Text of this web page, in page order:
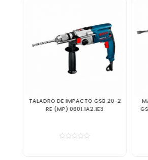
TALADRO DE IMPACTO GSB 20-2
RE (MP) 0601.1A2.1E3
GSH